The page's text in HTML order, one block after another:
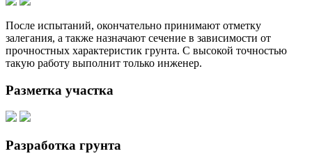
После испытаний, окончательно принимают отметку
залегания, а также назначают сечение в зависимости от
прочностных характеристик грунта. С высокой точностью
такую работу выполнит только инженер.
Разметка участка
Разработка грунта